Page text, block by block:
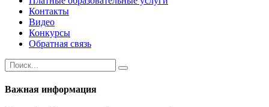
Контакты
Видео
Конкурсы
Обратная связь
Важная информация